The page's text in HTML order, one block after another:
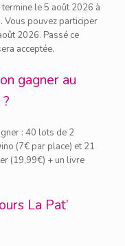
le 5 août 2026 à
Vous pouvez participer
2026. Passé ce
acceptée.
gagner au
: 40 lots de 2
(7€ par place) et 21
(19,99€) + un livre
La Pat’